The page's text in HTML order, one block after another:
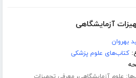
آزمایشگاهی
بهروان
کتاب‌های علوم پزشکی